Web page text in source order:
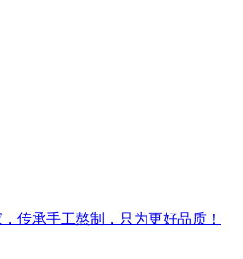
传承手工熬制，只为更好品质！